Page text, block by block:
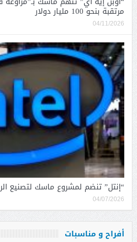
مرتقبة بنحو 100 مليار دولار
04/11/2026
“إنتل” تنضم لمشروع ماسك لتصنيع
04/07/2026
أفراح و مناسبات